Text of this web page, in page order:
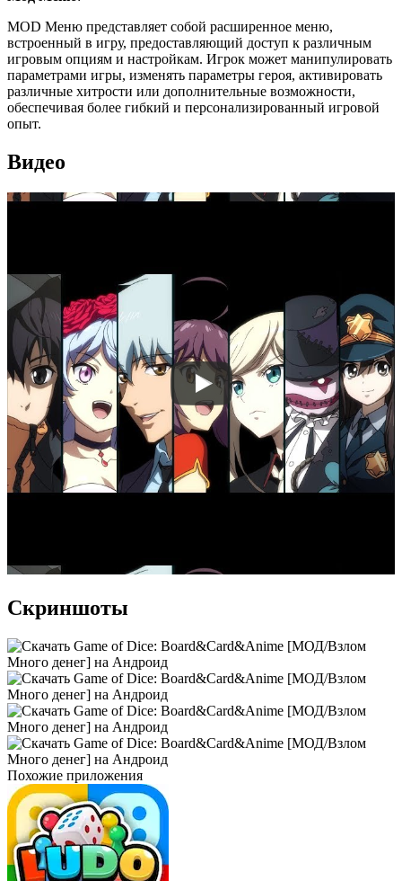
MOD Меню представляет собой расширенное меню,
встроенный в игру, предоставляющий доступ к различным
игровым опциям и настройкам. Игрок может манипулировать
параметрами игры, изменять параметры героя, активировать
различные хитрости или дополнительные возможности,
обеспечивая более гибкий и персонализированный игровой
опыт.
Видео
Скриншоты
Похожие приложения